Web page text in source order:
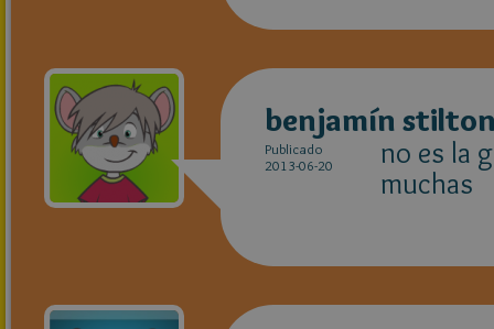
benjamín
Publicado
2013-06-20
no es la
muchas